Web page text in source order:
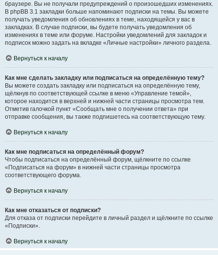
браузере. Вы не получали предупреждений о произошедших изменениях.
В phpBB 3.1 закладки больше напоминают подписки на темы. Вы можете
получать уведомления об обновлениях в теме, находящейся у вас в
закладках. В случае подписки, вы будете получать уведомления об
изменениях в теме или форуме. Настройки уведомлений для закладок и
подписок можно задать на вкладке «Личные настройки» личного раздела.
Вернуться к началу
Как мне сделать закладку или подписаться на определённую тему?
Вы можете создать закладку или подписаться на определённую тему,
щёлкнув по соответствующей ссылке в меню «Управление темой»,
которое находится в верхней и нижней части страницы просмотра тем.
Отметив галочкой пункт «Сообщать мне о получении ответа» при
отправке сообщения, вы также подпишетесь на соответствующую тему.
Вернуться к началу
Как мне подписаться на определённый форум?
Чтобы подписаться на определённый форум, щёлкните по ссылке
«Подписаться на форум» в нижней части страницы просмотра
соответствующего форума.
Вернуться к началу
Как мне отказаться от подписки?
Для отказа от подписки перейдите в личный раздел и щёлкните по ссылке
«Подписки».
Вернуться к началу